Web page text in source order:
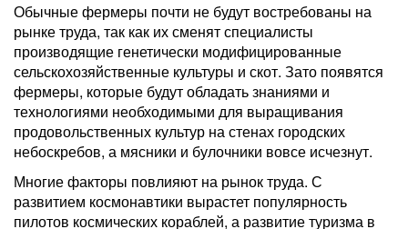
Обычные фермеры почти не будут востребованы на
рынке труда, так как их сменят специалисты
производящие генетически модифицированные
сельскохозяйственные культуры и скот. Зато появятся
фермеры, которые будут обладать знаниями и
технологиями необходимыми для выращивания
продовольственных культур на стенах городских
небоскребов, а мясники и булочники вовсе исчезнут.
Многие факторы повлияют на рынок труда. С
развитием космонавтики вырастет популярность
пилотов космических кораблей, а развитие туризма в